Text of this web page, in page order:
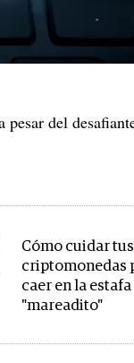
del
Cómo cuidar tus
criptomonedas
caer en la
"mareadito"